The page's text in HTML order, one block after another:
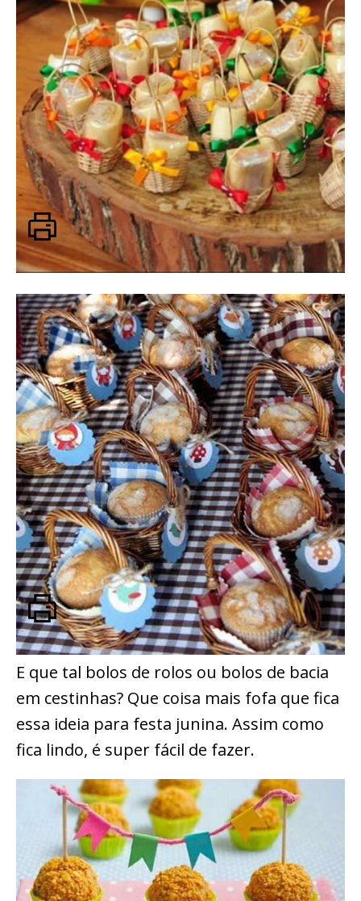
E que tal bolos de rolos ou bolos de bacia
em cestinhas? Que coisa mais fofa que fica
essa ideia para festa junina. Assim como
fica lindo, é super fácil de fazer.